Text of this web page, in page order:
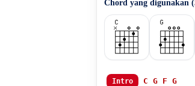
Chord yang digunakan (
Intro C G F G